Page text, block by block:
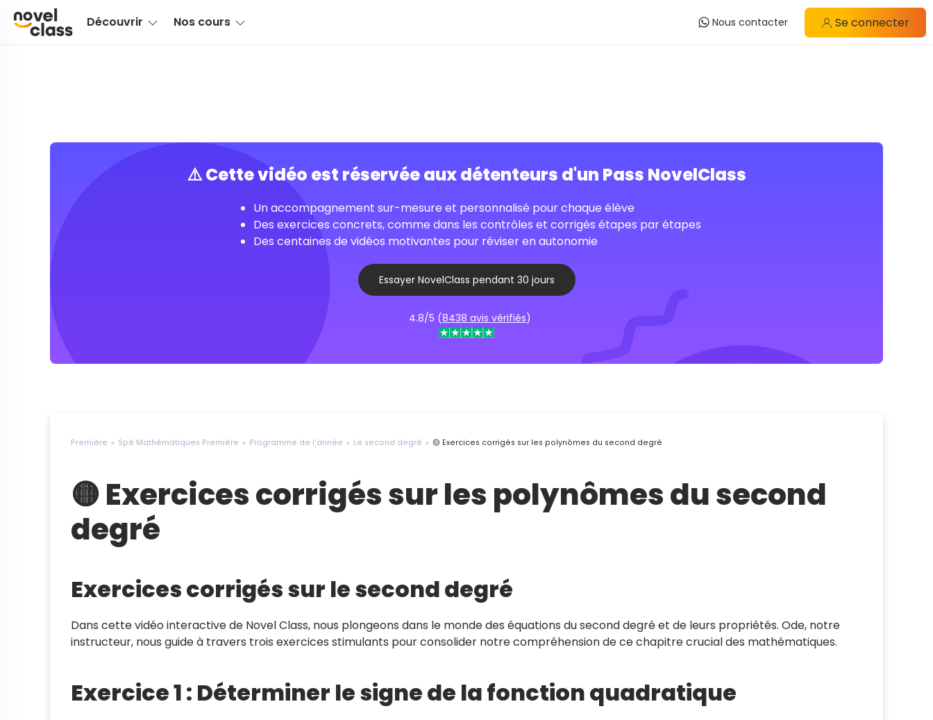
Découvrir Nos cours Nous contacter Se connecter
⚠️ Cette vidéo est réservée aux détenteurs d'un Pass NovelClass
Un accompagnement sur-mesure et personnalisé pour chaque élève
Des exercices concrets, comme dans les contrôles et corrigés étapes par étapes
Des centaines de vidéos motivantes pour réviser en autonomie
Essayer NovelClass pendant 30 jours
4.8/5 (8438 avis vérifiés)
Première Spé Mathématiques Première Programme de l'année Le second degré 🟡 Exercices corrigés sur les polynômes du second degré
🟡 Exercices corrigés sur les polynômes du second
degré
Exercices corrigés sur le second degré
Dans cette vidéo interactive de Novel Class, nous plongeons dans le monde des équations du second degré et de leurs propriétés. Ode, notre
instructeur, nous guide à travers trois exercices stimulants pour consolider notre compréhension de ce chapitre crucial des mathématiques.
Exercice 1 : Déterminer le signe de la fonction quadratique